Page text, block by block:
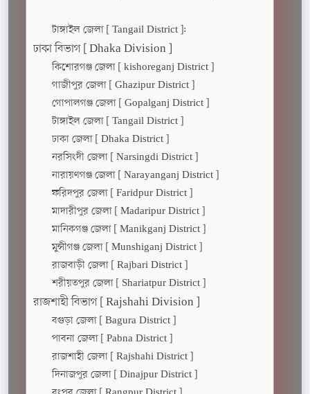
টাঙ্গাইল জেলা [ Tangail District ]:
ঢাকা বিভাগ [ Dhaka Division ]
কিশোরগঞ্জ জেলা [ kishoreganj District ]
গাজীপুর জেলা [ Ghazipur District ]
গোপালগঞ্জ জেলা [ Gopalganj District ]
টাঙ্গাইল জেলা [ Tangail District ]
ঢাকা জেলা [ Dhaka District ]
নরসিংদী জেলা [ Narsingdi District ]
নারায়ণগঞ্জ জেলা [ Narayanganj District ]
ফরিদপুর জেলা [ Faridpur District ]
মাদারীপুর জেলা [ Madaripur District ]
মানিকগঞ্জ জেলা [ Manikganj District ]
মুন্সীগঞ্জ জেলা [ Munshiganj District ]
রাজবাড়ী জেলা [ Rajbari District ]
শরীয়তপুর জেলা [ Shariatpur District ]
রাজশাহী বিভাগ [ Rajshahi Division ]
বগুড়া জেলা [ Bagura District ]
পাবনা জেলা [ Pabna District ]
রাজশাহী জেলা [ Rajshahi District ]
দিনাজপুর জেলা [ Dinajpur District ]